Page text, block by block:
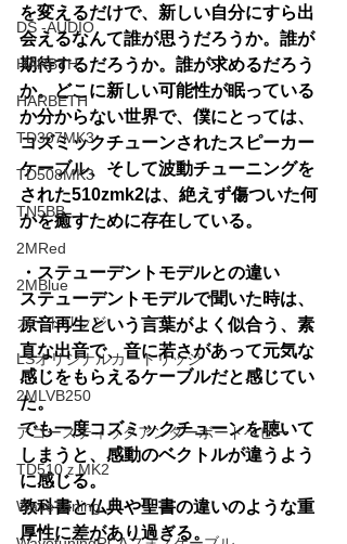
DS -AUDIO
HARBTH
HARBETH
TD307MK3
TD508MK3
TN5BB
2MRed
2MBlue
カートリッジ
LSオリジナルカートリッジ
2MLVB250
アコースティックアンダーボードベビー
TD510ｚMK2
Wave tuning
を変えるだけで、新しい自分にすら出
会えるなんて誰が思うだろうか。誰が
期待するだろうか。誰が求めるだろう
か。どこに新しい可能性が眠っている
か分からない世界で、僕にとっては、
コズミックチューンされたスピーカー
ケーブル、そして波動チューニングを
された510zmk2は、絶えず傷ついた何
かを癒すために存在している。
・ステューデントモデルとの違い
ステューデントモデルで聞いた時は、
原音再生という言葉がよく似合う、素
直な出音で、音に若さがあって元気な
感じをもらえるケーブルだと感じてい
た。
でも一度コズミックチューンを聴いて
しまうと、感動のベクトルが違うよう
に感じる。
教科書と仏典や聖書の違いのような重
厚性に差があり過ぎる。